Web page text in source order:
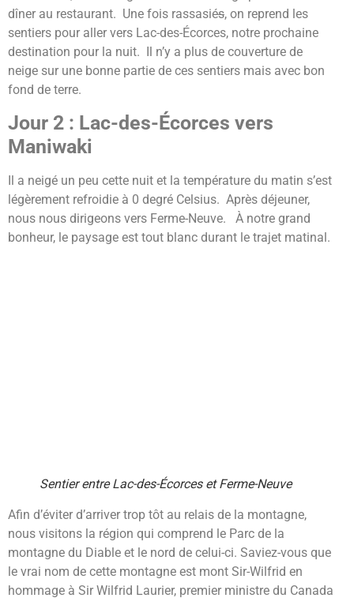
dîner au restaurant. Une fois rassasiés, on reprend les
sentiers pour aller vers Lac-des-Écorces, notre prochaine
destination pour la nuit. Il n’y a plus de couverture de
neige sur une bonne partie de ces sentiers mais avec bon
fond de terre.
Jour 2 : Lac-des-Écorces vers
Maniwaki
Il a neigé un peu cette nuit et la température du matin s’est
légèrement refroidie à 0 degré Celsius. Après déjeuner,
nous nous dirigeons vers Ferme-Neuve. À notre grand
bonheur, le paysage est tout blanc durant le trajet matinal.
Sentier entre Lac-des-Écorces et Ferme-Neuve
Afin d’éviter d’arriver trop tôt au relais de la montagne,
nous visitons la région qui comprend le Parc de la
montagne du Diable et le nord de celui-ci. Saviez-vous que
le vrai nom de cette montagne est mont Sir-Wilfrid en
hommage à Sir Wilfrid Laurier, premier ministre du Canada